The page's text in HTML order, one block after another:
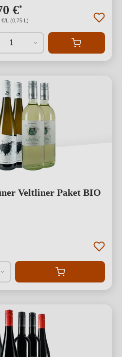
€*
€/L (0,75 L)
1
Veltliner Paket BIO